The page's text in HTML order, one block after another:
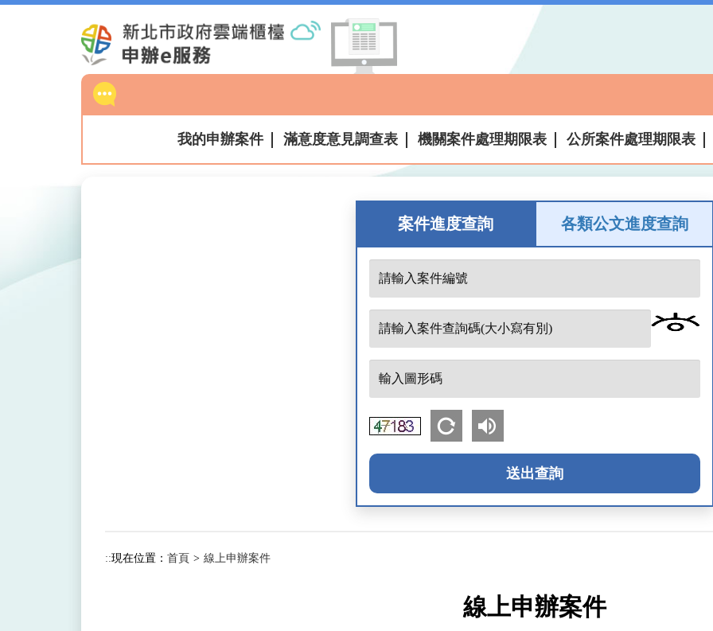
跳
我的申辦案件 滿意度意見調查表 機關案件處理期限表 公所案件處理期限表
案件進度查詢
件
編
號
件
查
詢
碼
入
形
送出查詢
各類公文進度查詢
:::
現在位置： 首頁 線上申辦案件
線上申辦案件